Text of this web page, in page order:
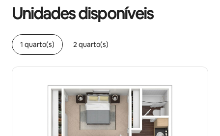
Unidades disponíveis
1 quarto(s) 2 quarto(s)